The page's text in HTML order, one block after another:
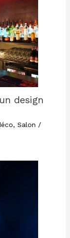
design
, Salon /